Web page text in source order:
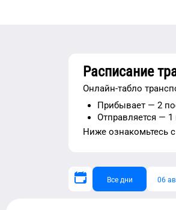
Расписание
Онлайн-табло
Прибывает — 2
Отправляется — 1
Ниже ознакомьтесь
Все дни 06